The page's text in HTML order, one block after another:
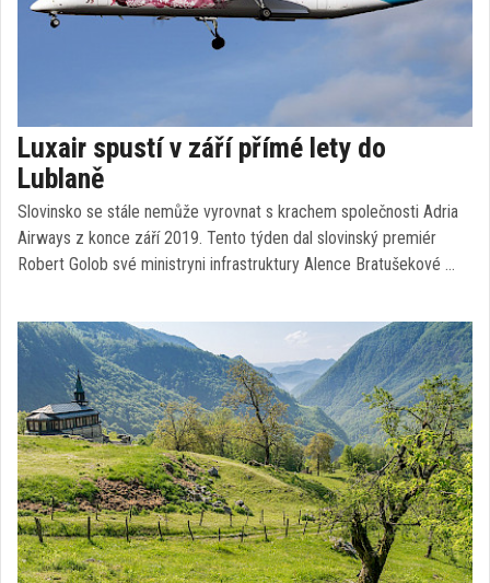
Luxair spustí v září přímé lety do
Lublaně
Slovinsko se stále nemůže vyrovnat s krachem společnosti Adria
Airways z konce září 2019. Tento týden dal slovinský premiér
Robert Golob své ministryni infrastruktury Alence Bratušekové …